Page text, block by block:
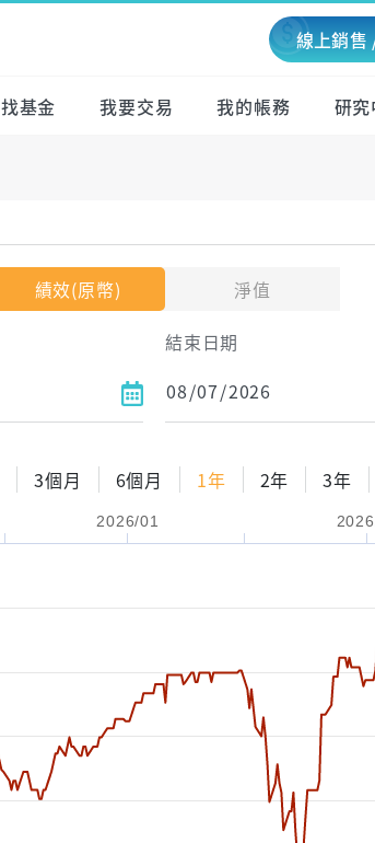
線上銷售
找基金 我要交易 我的帳務 研
績效(原幣)
淨值
結束日期
3個月 6個月 1年 2年 3年
2026/01